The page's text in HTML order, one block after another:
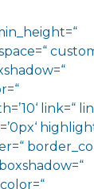
link=“